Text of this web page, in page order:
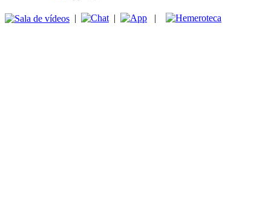
| | |